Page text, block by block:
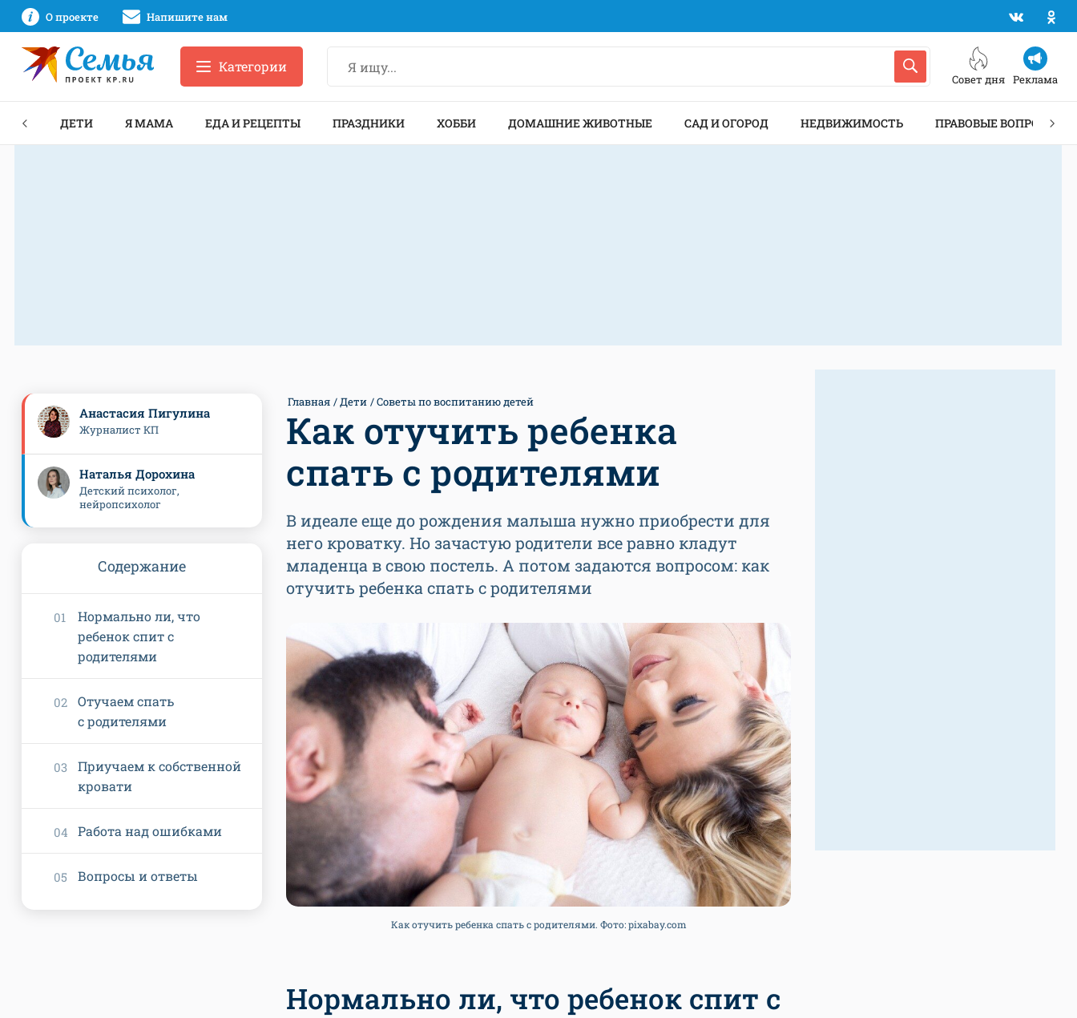
О проекте Напишите нам
Совет дня Реклама
Категории
ДЕТИ Я МАМА ЕДА И РЕЦЕПТЫ ПРАЗДНИКИ ХОББИ ДОМАШНИЕ ЖИВОТНЫЕ САД И ОГОРОД НЕДВИЖИМОСТЬ ПРАВОВЫЕ ВОПРОСЫ
Главная Дети Советы по воспитанию детей
Как отучить ребенка
спать с родителями
В идеале еще до рождения малыша нужно приобрести для
него кроватку. Но зачастую родители все равно кладут
младенца в свою постель. А потом задаются вопросом: как
отучить ребенка спать с родителями
Как отучить ребенка спать с родителями. Фото: pixabay.com
Нормально ли, что ребенок спит с
Анастасия Пигулина
Журналист КП
Наталья Дорохина
Детский психолог,
нейропсихолог
Содержание
Нормально ли, что
ребенок спит с
родителями
Отучаем спать
с родителями
Приучаем к собственной
кровати
Работа над ошибками
Вопросы и ответы